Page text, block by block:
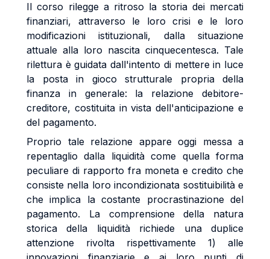
Il corso rilegge a ritroso la storia dei mercati
finanziari, attraverso le loro crisi e le loro
modificazioni istituzionali, dalla situazione
attuale alla loro nascita cinquecentesca. Tale
rilettura è guidata dall'intento di mettere in luce
la posta in gioco strutturale propria della
finanza in generale: la relazione debitore-
creditore, costituita in vista dell'anticipazione e
del pagamento.
Proprio tale relazione appare oggi messa a
repentaglio dalla liquidità come quella forma
peculiare di rapporto fra moneta e credito che
consiste nella loro incondizionata sostituibilità e
che implica la costante procrastinazione del
pagamento. La comprensione della natura
storica della liquidità richiede una duplice
attenzione rivolta rispettivamente 1) alle